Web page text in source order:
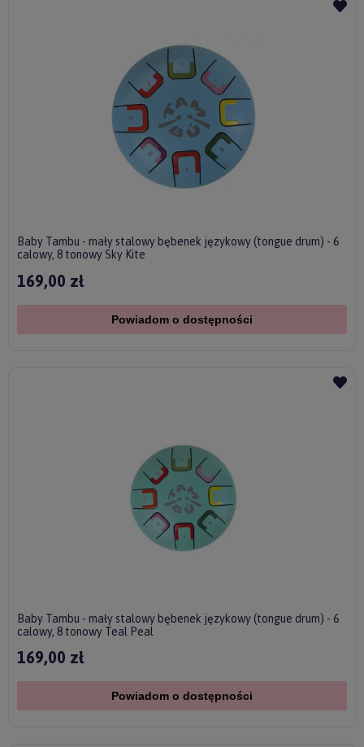
Baby Tambu - mały stalowy bębenek językowy (tongue drum) - 6
calowy, 8 tonowy Sky Kite
169,00 zł
Powiadom o dostępności
Baby Tambu - mały stalowy bębenek językowy (tongue drum) - 6
calowy, 8 tonowy Teal Peal
169,00 zł
Powiadom o dostępności